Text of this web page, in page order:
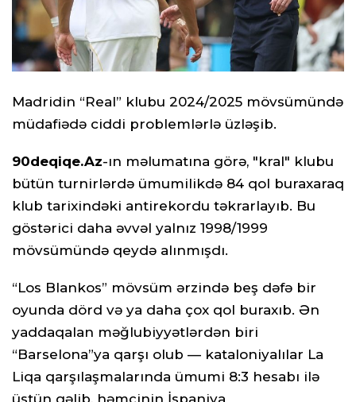
Madridin “Real” klubu 2024/2025 mövsümündə
müdafiədə ciddi problemlərlə üzləşib.
90deqiqe.Az-ın məlumatına görə, "kral" klubu
bütün turnirlərdə ümumilikdə 84 qol buraxaraq
klub tarixindəki antirekordu təkrarlayıb. Bu
göstərici daha əvvəl yalnız 1998/1999
mövsümündə qeydə alınmışdı.
“Los Blankos” mövsüm ərzində beş dəfə bir
oyunda dörd və ya daha çox qol buraxıb. Ən
yaddaqalan məğlubiyyətlərdən biri
“Barselona”ya qarşı olub — kataloniyalılar La
Liqa qarşılaşmalarında ümumi 8:3 hesabı ilə
üstün gəlib, həmçinin İspaniya